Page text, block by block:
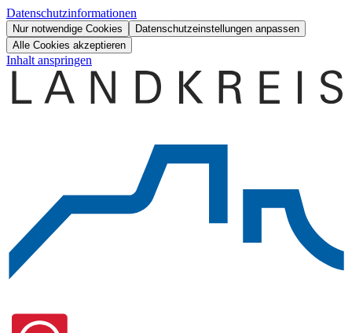
Datenschutzinformationen
Nur notwendige Cookies
Datenschutzeinstellungen anpassen
Alle Cookies akzeptieren
Inhalt anspringen